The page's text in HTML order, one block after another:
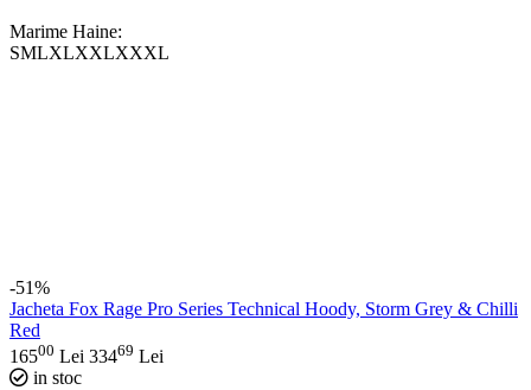
Marime Haine:
SMLXLXXLXXXL
-51%
Jacheta Fox Rage Pro Series Technical Hoody, Storm Grey & Chilli
Red
16500 Lei 33469 Lei
in stoc